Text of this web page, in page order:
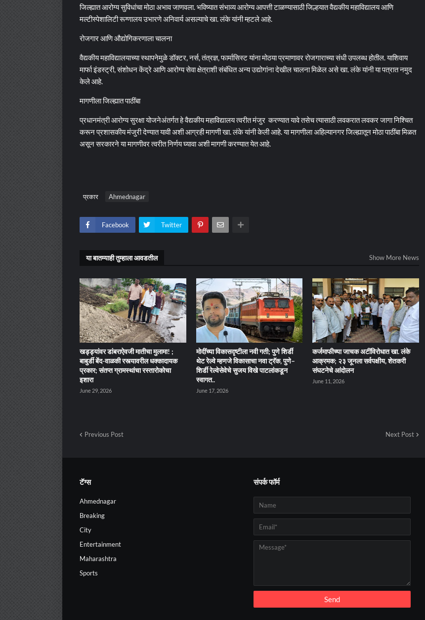
जिल्ह्यात आरोग्य सुविधांचा मोठा अभाव जाणवला. भविष्यात संभाव्य आरोग्य आपत्ती टाळण्यासाठी जिल्हयात वैद्यकीय महाविद्यालय आणि
मल्टीस्पेशालिटी रूग्णालय उभारणे अनिवार्य असल्याचे खा. लंके यांनी म्हटले आहे.
रोजगार आणि औद्योगिकरणाला चालना
वैद्यकीय महाविद्यालयाच्या स्थापनेमुळे डॉक्टर, नर्स, तंत्रज्ञ, फार्मासिस्ट यांना मोठया प्रमाणावर रोजगाराच्या संधी उपलब्ध होतील. याशिवाय
मार्फा इंडस्ट्री, संशोधन केंद्रे आणि आरोग्य सेवा क्षेत्राशी संबंधित अन्य उद्योगांना देखील चालना मिळेल असे खा. लंके यांनी या पत्रात नमुद
केले आहे.
मागणीला जिल्ह्यात पाठींबा
प्रधानमंत्री आरोग्य सुरक्षा योजनेअंतर्गत हे वैद्यकीय महाविद्यालय त्वरीत मंजुर करण्यात यावे तसेच त्यासाठी लवकरात लवकर जागा निश्चित
करून प्रशासकीय मंजुरी देण्यात यावी अशी आग्रही मागणी खा. लंके यांनी केली आहे. या मागणीला अहिल्यानगर जिल्ह्यातून मोठा पाठींबा मिळत
असून सरकारने या मागणीवर त्वरीत निर्णय घ्यावा अशी मागणी करण्यात येत आहे.
प्रकार Ahmednagar
Facebook Twitter
या बातम्याही तुम्हाला आवडतील Show More News
खड्ड्यांवर डांबराऐवजी मातीचा मुलामा! ;
बाबुर्डी बेंद-वाळकी रस्त्यावरील धक्कादायक
प्रकार; संतप्त ग्रामस्थांचा रस्तारोकोचा
इशारा
June 29, 2026
मोदींच्या विकासदृष्टीला नवी गती; पुणे शिर्डी
थेट रेल्वे म्हणजे विकासाचा नवा ट्रॅक, पुणे–
शिर्डी रेल्वेसेवेचे सुजय विखे पाटलांकडून
स्वागत..
June 17, 2026
कर्जमाफीच्या जाचक अटींविरोधात खा. लंके
आक्रमक; २३ जूनला सर्वपक्षीय, शेतकरी
संघटनेचे आंदोलन
June 11, 2026
Previous Post Next Post
टॅग्स
Ahmednagar
Breaking
City
Entertainment
Maharashtra
Sports
संपर्क फॉर्म